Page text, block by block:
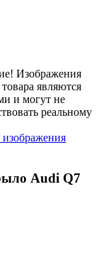
Изображения
являются
и могут не
реальному
изображения
Audi Q7